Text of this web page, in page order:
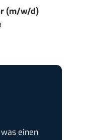
(m/w/d)
einen